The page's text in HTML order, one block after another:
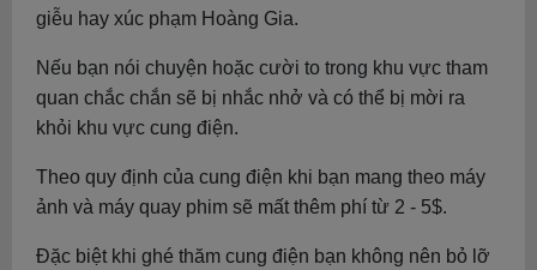
giễu hay xúc phạm Hoàng Gia.
Nếu bạn nói chuyện hoặc cười to trong khu vực tham
quan chắc chắn sẽ bị nhắc nhở và có thể bị mời ra
khỏi khu vực cung điện.
Theo quy định của cung điện khi bạn mang theo máy
ảnh và máy quay phim sẽ mất thêm phí từ 2 - 5$.
Đặc biệt khi ghé thăm cung điện bạn không nên bỏ lỡ